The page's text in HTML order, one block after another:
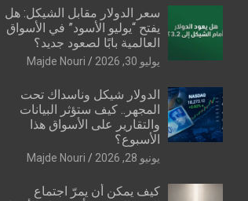
سعر الدولار مقابل الشيكل: هل
يفتح “يوليو الأسود” في الأسواق
العالمية بابًا لصعود جديد؟
يوليو 30, 2026 Majde Nouri
الدولار شيكل وناسداك تحت
المجهر.. كيف ستؤثر البيانات
والتقارير على الأسواق هذا
الأسبوع؟
يونيو 28, 2026 Majde Nouri
كيف يمكن أن يمرّ اجتماع